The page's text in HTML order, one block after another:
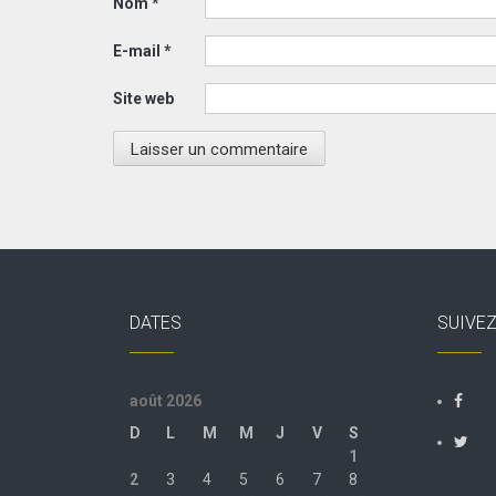
E-mail *
Site web
DATES
août 2026
D
L M M J V
S
1
2
3 4 5 6 7
8